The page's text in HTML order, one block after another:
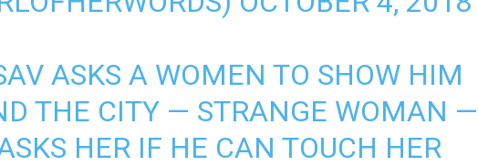
ASKS A WOMEN TO SHOW HIM
THE CITY — STRANGE WOMAN —
HER IF HE CAN TOUCH HER